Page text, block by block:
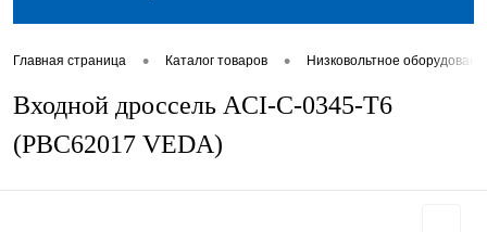
Главная страница • Каталог товаров • Низковольтное
Входной дроссель ACI-C-0345-T6
(PBC62017 VEDA)